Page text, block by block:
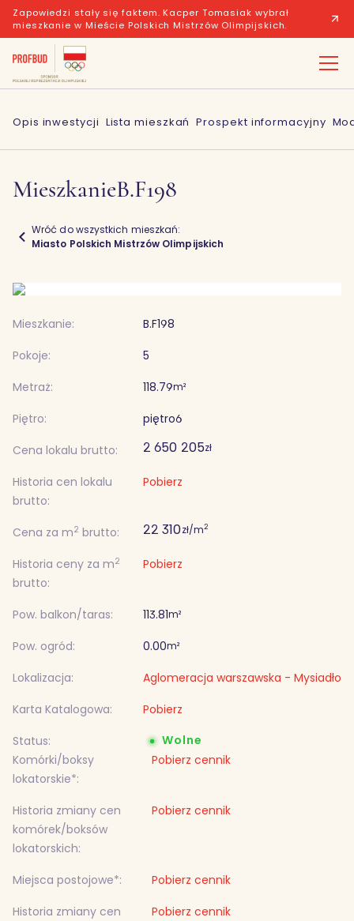
Zapowiedzi stały się faktem. Kacper Tomasiak wybrał
mieszkanie w Mieście Polskich Mistrzów Olimpijskich.
Opis inwestycji Lista mieszkań Prospekt informacyjny
MieszkanieB.F198
Wróć do wszystkich mieszkań:
Miasto Polskich Mistrzów Olimpijskich
Mieszkanie:
B.F198
Pokoje:
5
Metraż:
118.79m²
Piętro: piętro6
Cena lokalu brutto:
2 650 205zł
Historia cen lokalu
brutto:
Pobierz
Cena za m2 brutto: 22 310zł/m2
Historia ceny za m2
brutto:
Pobierz
Pow. balkon/taras: 113.81m²
Pow. ogród: 0.00m²
Lokalizacja:
Aglomeracja warszawska - Mysiadło
Karta Katalogowa:
Pobierz
Status:
Wolne
Komórki/boksy
lokatorskie*:
Pobierz cennik
Historia zmiany cen
komórek/boksów
lokatorskich:
Pobierz cennik
Miejsca postojowe*:
Pobierz cennik
Historia zmiany cen
Pobierz cennik